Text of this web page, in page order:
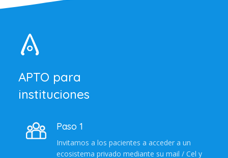
APTO para
instituciones
Paso 1
Invitamos a los pacientes a acceder a un
ecosistema privado mediante su mail / Cel y